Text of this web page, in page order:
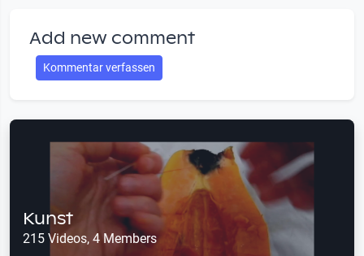
Add new comment
Kommentar verfassen
Kunst
215 Videos, 4 Members